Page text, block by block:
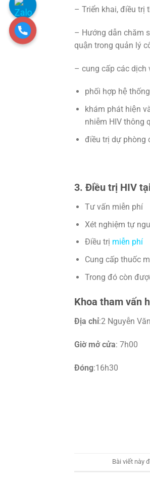
– Triển khai, điều trị
– Hướng dẫn chăm
quận trong quản lý
– cung cấp các dịch
phối hợp hệ
khám phát hiện
nhiễm HIV thông
điều trị dự phòng
3. Điều trị HIV
Tư vấn miễn phí
Xét nghiệm tự
Điều trị miễn phí
Cung cấp thuốc
Trong đó còn
Khoa tham vấn
Địa chỉ:2 Nguyễn
Giờ mở cửa: 7h00
Đóng:16h30
Bài viết này